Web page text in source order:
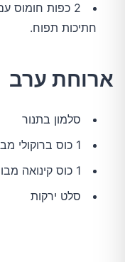
חתיכות תפוח.
ארוחת ערב
סלמון בתנור
1 כוס ברוקולי מבושל
1 כוס קינואה מבושלת
סלט ירקות